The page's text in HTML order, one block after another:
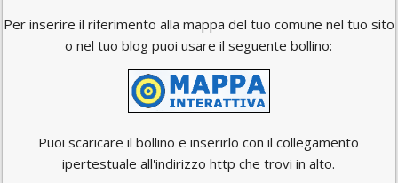
Per inserire il riferimento alla mappa del tuo comune nel tuo sito
o nel tuo blog puoi usare il seguente bollino:
Puoi scaricare il bollino e inserirlo con il collegamento
ipertestuale all'indirizzo http che trovi in alto.